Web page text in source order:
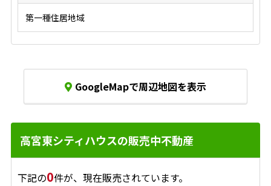
第一種住居地域
GoogleMapで周辺地図を表示
高宮東シティハウスの販売中不動産
下記の0件が、現在販売されています。